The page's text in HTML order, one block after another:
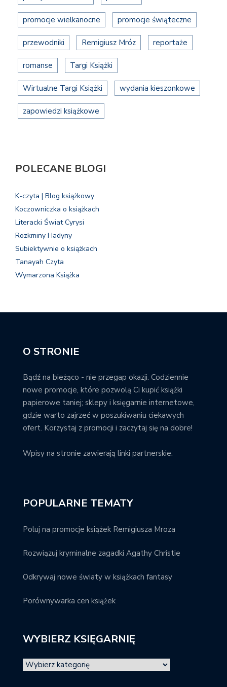
promocje wielkanocne promocje świąteczne
przewodniki Remigiusz Mróz reportaże
romanse Targi Książki
Wirtualne Targi Książki wydania kieszonkowe
zapowiedzi książkowe
POLECANE BLOGI
K-czyta | Blog książkowy
Koczowniczka o książkach
Literacki Świat Cyrysi
Rozkminy Hadyny
Subiektywnie o książkach
Tanayah Czyta
Wymarzona Książka
O STRONIE
Bądź na bieżąco - nie przegap okazji. Codziennie
nowe promocje, które pozwolą Ci kupić książki
papierowe taniej; sklepy i księgarnie internetowe,
gdzie warto zajrzeć w poszukiwaniu ciekawych
ofert. Korzystaj z promocji i zaczytaj się na dobre!
Wpisy na stronie zawierają linki partnerskie.
POPULARNE TEMATY
Poluj na promocje książek Remigiusza Mroza
Rozwiązuj kryminalne zagadki Agathy Christie
Odkrywaj nowe światy w książkach fantasy
Porównywarka cen książek
WYBIERZ KSIĘGARNIĘ